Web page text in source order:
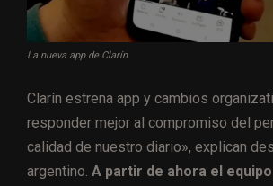
La nueva app de Clarín
Clarín estrena app y cambios
responder mejor al compromiso del
calidad de nuestro diario», explican
argentino. A partir de ahora el